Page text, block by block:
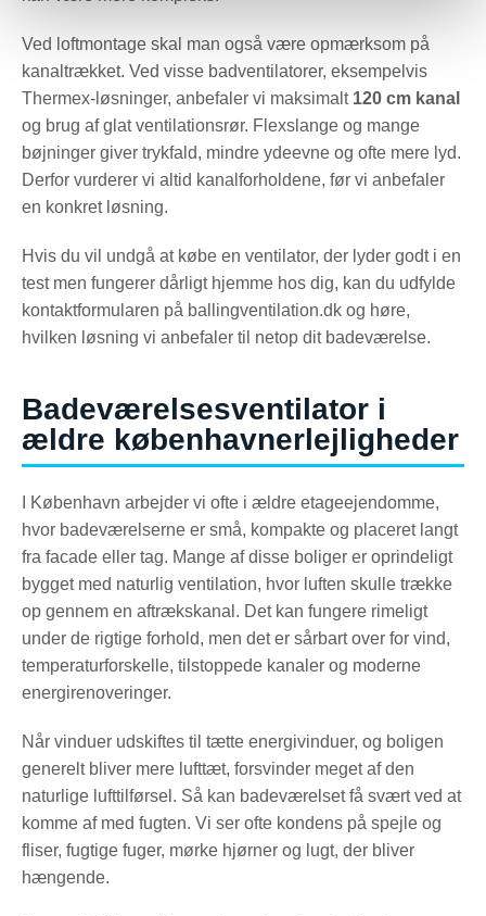
Ved loftmontage skal man også være opmærksom på
kanaltrækket. Ved visse badventilatorer, eksempelvis
Thermex-løsninger, anbefaler vi maksimalt 120 cm kanal
og brug af glat ventilationsrør. Flexslange og mange
bøjninger giver trykfald, mindre ydeevne og ofte mere lyd.
Derfor vurderer vi altid kanalforholdene, før vi anbefaler
en konkret løsning.
Hvis du vil undgå at købe en ventilator, der lyder godt i en
test men fungerer dårligt hjemme hos dig, kan du udfylde
kontaktformularen på ballingventilation.dk og høre,
hvilken løsning vi anbefaler til netop dit badeværelse.
Badeværelsesventilator i
ældre københavnerlejligheder
I København arbejder vi ofte i ældre etageejendomme,
hvor badeværelserne er små, kompakte og placeret langt
fra facade eller tag. Mange af disse boliger er oprindeligt
bygget med naturlig ventilation, hvor luften skulle trække
op gennem en aftrækskanal. Det kan fungere rimeligt
under de rigtige forhold, men det er sårbart over for vind,
temperaturforskelle, tilstoppede kanaler og moderne
energirenoveringer.
Når vinduer udskiftes til tætte energivinduer, og boligen
generelt bliver mere lufttæt, forsvinder meget af den
naturlige lufttilførsel. Så kan badeværelset få svært ved at
komme af med fugten. Vi ser ofte kondens på spejle og
fliser, fugtige fuger, mørke hjørner og lugt, der bliver
hængende.